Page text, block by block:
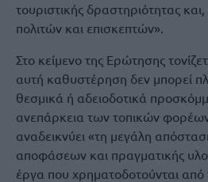
τουριστικής δραστηριότητας
πολιτών και επισκεπτών».
Στο κείμενο της Ερώτησης
αυτή καθυστέρηση δεν μπορεί
θεσμικά ή αδειοδοτικά
ανεπάρκεια των τοπικών
αναδεικνύει «τη μεγάλη
αποφάσεων και πραγματικής
έργα που χρηματοδοτούνται